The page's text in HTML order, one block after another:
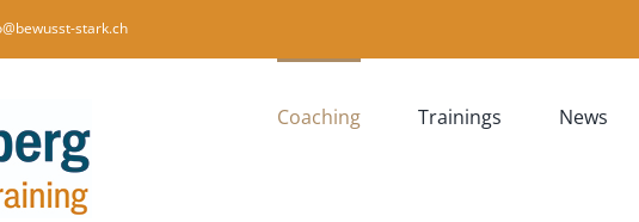
stark.ch
Coaching Trainings News